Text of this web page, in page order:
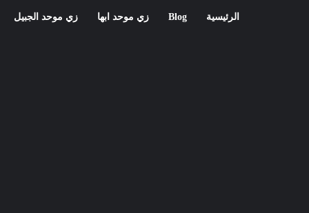
الرئيسية Blog زي موحد ابها زي موحد الجبيل